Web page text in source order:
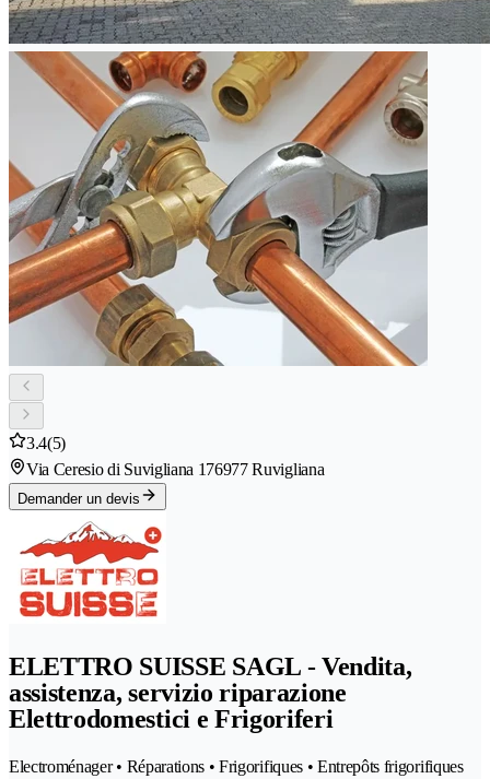
3.4(5)
Via Ceresio di Suvigliana 176977 Ruvigliana
Demander un devis
ELETTRO SUISSE SAGL - Vendita,
assistenza, servizio riparazione
Elettrodomestici e Frigoriferi
Electroménager • Réparations • Frigorifiques • Entrepôts frigorifiques